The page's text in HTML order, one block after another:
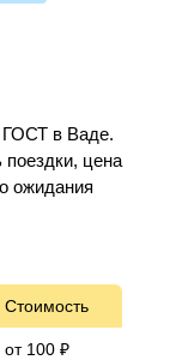
ГОСТ в Ваде.
цена
ожидания
Стоимость
от 100 ₽